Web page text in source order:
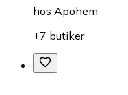
hos Apohem
+7 butiker